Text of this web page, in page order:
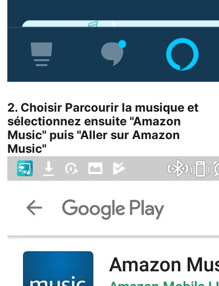
2. Choisir Parcourir la musique et
sélectionnez ensuite "Amazon
Music" puis "Aller sur Amazon
Music"